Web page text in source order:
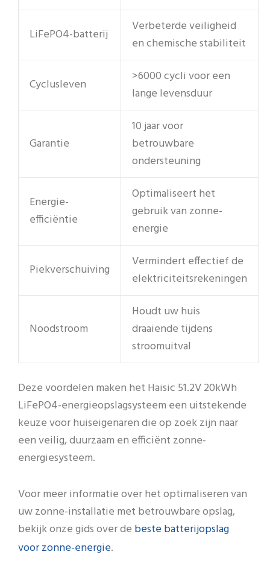
LiFePO4-batterij
Verbeterde veiligheid
en chemische stabiliteit
Cyclusleven
>6000 cycli voor een
lange levensduur
Garantie
10 jaar voor
betrouwbare
ondersteuning
Energie-
efficiëntie
Optimaliseert het
gebruik van zonne-
energie
Piekverschuiving
Vermindert effectief de
elektriciteitsrekeningen
Noodstroom
Houdt uw huis
draaiende tijdens
stroomuitval
Deze voordelen maken het Haisic 51.2V 20kWh
LiFePO4-energieopslagsysteem een uitstekende
keuze voor huiseigenaren die op zoek zijn naar
een veilig, duurzaam en efficiënt zonne-
energiesysteem.
Voor meer informatie over het optimaliseren van
uw zonne-installatie met betrouwbare opslag,
bekijk onze gids over de beste batterijopslag
voor zonne-energie.